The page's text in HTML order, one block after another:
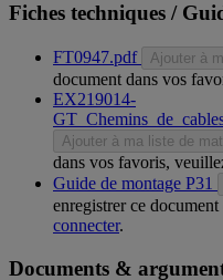
Fiches techniques /
FT0947.pdf Ajouter à
document dans vos
EX219014-
Ajouter à ma liste de
dans vos favoris,
Guide de montage P31
enregistrer ce
connecter.
Documents &